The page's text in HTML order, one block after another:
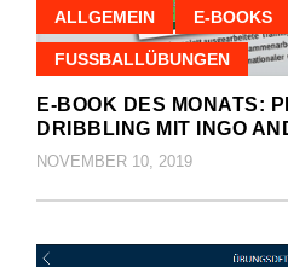
ALLGEMEIN E-BOOKS
FUSSBALLÜBUNGEN
E-BOOK DES MONATS:
DRIBBLING MIT INGO
NOVEMBER 10, 2019